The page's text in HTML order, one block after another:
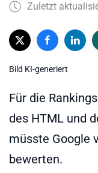
Zuletzt
Bild KI-generiert
Für die
des HTML und
müsste Google
bewerten.